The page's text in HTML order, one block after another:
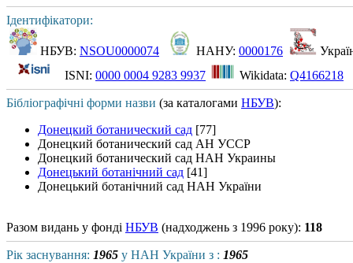
Ідентифікатори:
НБУВ: NSOU0000074 НАНУ: 0000176
ISNI: 0000 0004 9283 9937 Wikidata: Q4166218
Бібліографічні форми назви (за каталогами НБУВ):
Донецкий ботанический сад [77]
Донецкий ботанический сад АН УССР
Донецкий ботанический сад НАН Украины
Донецький ботанічний сад [41]
Донецький ботанічний сад НАН України
Разом видань у фонді НБУВ (надходжень з 1996 року): 118
Рік заснування: 1965 у НАН України з : 1965